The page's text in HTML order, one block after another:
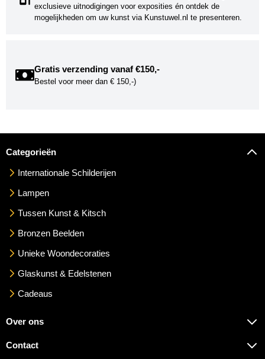
exclusieve uitnodigingen voor exposities én ontdek de
mogelijkheden om uw kunst via Kunstuwel.nl te presenteren.
Gratis verzending vanaf €150,-
Bestel voor meer dan € 150,-)
Categorieën
Internationale Schilderijen
Lampen
Tussen Kunst & Kitsch
Bronzen Beelden
Unieke Woondecoraties
Glaskunst & Edelstenen
Cadeaus
Over ons
Contact